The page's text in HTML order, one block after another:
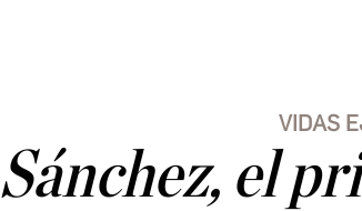
VIDAS
Sánchez, el